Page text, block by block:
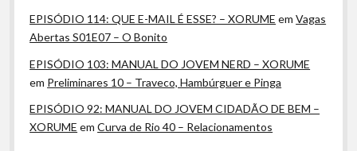
EPISÓDIO 114: QUE E-MAIL É ESSE? – XORUME emVagas
Abertas S01E07 – O Bonito
EPISÓDIO 103: MANUAL DO JOVEM NERD – XORUME
em Preliminares 10 – Traveco, Hambúrguer e Pinga
EPISÓDIO 92: MANUAL DO JOVEM CIDADÃO DE BEM –
XORUME emCurva de Rio 40 – Relacionamentos